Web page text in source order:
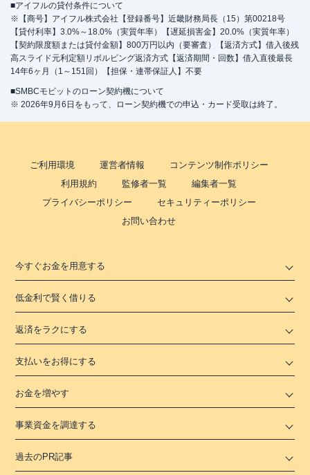
■アイフルの貸付条件について
※【商号】アイフル株式会社【登録番号】近畿財務局長（15）第00218号
【貸付利率】3.0%～18.0%（実質年率）【遅延損害金】20.0%（実質年率）
【契約限度額または貸付金額】800万円以内（要審査）【返済方式】借入後残
高スライド元利定額リボルビング返済方式【返済期間・回数】借入直後最長
14年6ヶ月（1～151回）【担保・連帯保証人】不要
■SMBCモビットのローン契約機について
※ 2026年9月6日をもって、ローン契約機での申込・カード受取は終了。
ご利用環境 運営者情報
コンテンツ制作ポリシー
利用規約
監修者一覧
編集者一覧
プライバシーポリシー
セキュリティーポリシー
お問い合わせ
今すぐお金を用意する
低金利で賢く借りる
返済をラクにする
支払いをお得にする
お金を増やす
事業資金を調達する
過去のPR記事